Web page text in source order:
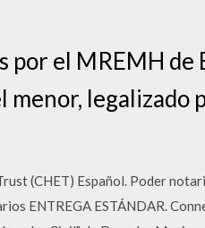
por el MREMH de
legalizado
(CHET) Español. Poder
ENTREGA ESTÁNDAR.